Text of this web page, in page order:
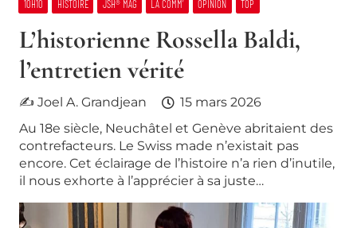
10H10 HISTOIRE JSH® MAG LA COMM’ OPINION TOP
L’historienne Rossella Baldi,
l’entretien vérité
✍ Joel A. Grandjean
15 mars 2026
Au 18e siècle, Neuchâtel et Genève abritaient des
contrefacteurs. Le Swiss made n’existait pas
encore. Cet éclairage de l’histoire n’a rien d’inutile,
il nous exhorte à l’apprécier à sa juste…